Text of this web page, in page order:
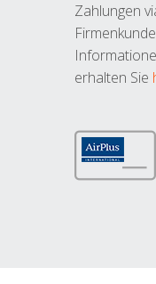
Zahlungen
erhalten Sie